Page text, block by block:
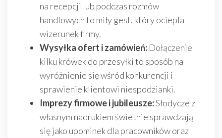
na recepcji lub podczas rozmów
handlowych to miły gest, który ociepla
wizerunek firmy.
Wysyłka ofert i zamówień: Dołączenie
kilku krówek do przesyłki to sposób na
wyróżnienie się wśród konkurencji i
sprawienie klientowi niespodzianki.
Imprezy firmowe i jubileusze:Słodycze z
własnym nadrukiem świetnie sprawdzają
się jako upominek dla pracowników oraz